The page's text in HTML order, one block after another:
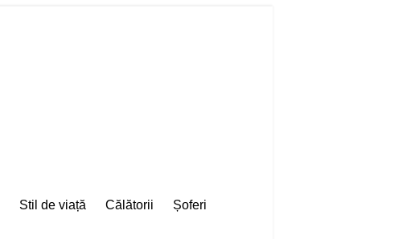
Stil de viață Călătorii
Șoferi